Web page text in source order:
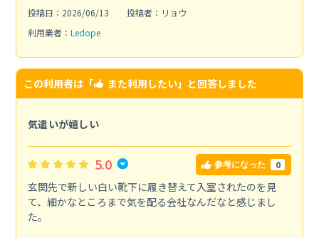
投稿日：2026/06/13
投稿者：リョウ
利用業者： Ledope
この利用者は「 また利用したい」と回答しました
気遣いが嬉しい
5.0 参考になった 0
玄関先で新しい白い靴下に履き替えて入室されたのを見
て、細かなところまで気を配る会社なんだなと感じまし
た。